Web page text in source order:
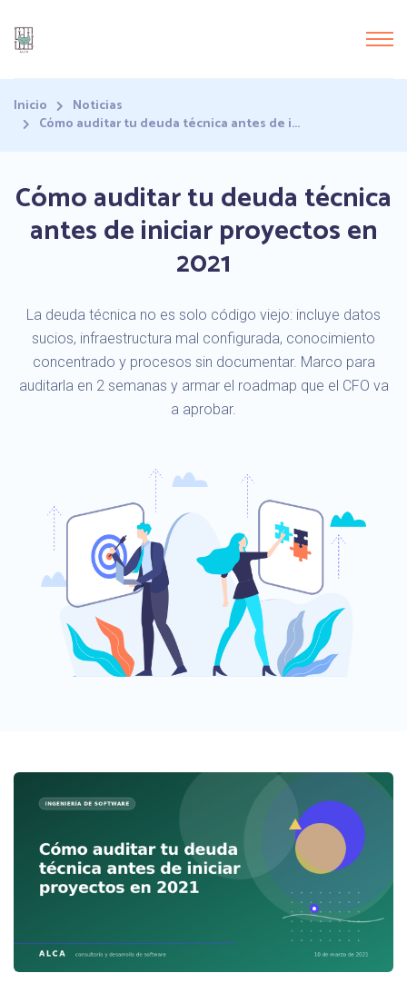
Inicio
Noticias
Cómo auditar tu deuda técnica antes de i...
Cómo auditar tu deuda técnica
antes de iniciar proyectos en
2021
La deuda técnica no es solo código viejo: incluye datos
sucios, infraestructura mal configurada, conocimiento
concentrado y procesos sin documentar. Marco para
auditarla en 2 semanas y armar el roadmap que el CFO va
a aprobar.